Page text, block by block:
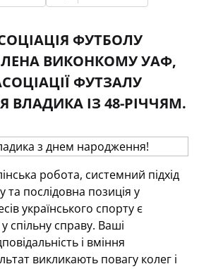
ФУТБОЛУ
ВИКОНКОМУ УАФ,
ФУТЗАЛУ
ВЛАДИКА ІЗ 48-РІЧЧЯМ.
робота, системний підхід
та послідовна позиція у
українського спорту є
спільну справу. Ваші
і вміння
викликають повагу колег і